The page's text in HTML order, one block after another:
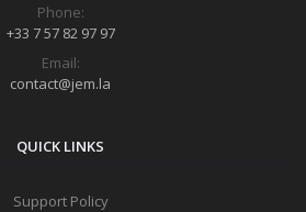
Phone:
+33 7 57 82 97 97
Email:
contact@jem.la
QUICK LINKS
Support Policy